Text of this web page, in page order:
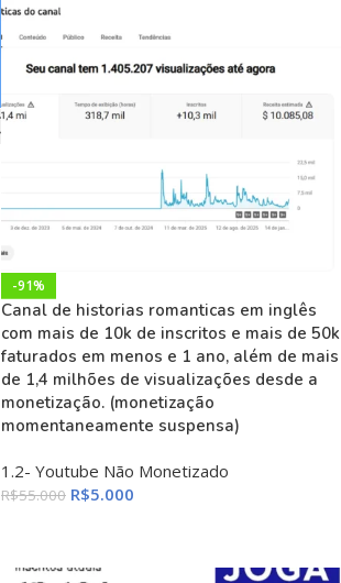
-91%
Canal de historias romanticas em inglês
com mais de 10k de inscritos e mais de 50k
faturados em menos e 1 ano, além de mais
de 1,4 milhões de visualizações desde a
monetização. (monetização
momentaneamente suspensa)
1.2- Youtube Não Monetizado
R$55.000 R$5.000